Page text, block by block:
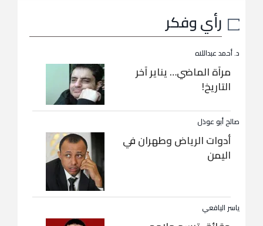
رأي وفكر
د. أحمد عبداللاه
مرآة الماضي… يناير آخر
التاريخ!
صالح أبو عوذل
أدوات الرياض وطهران في
اليمن
ياسر اليافعي